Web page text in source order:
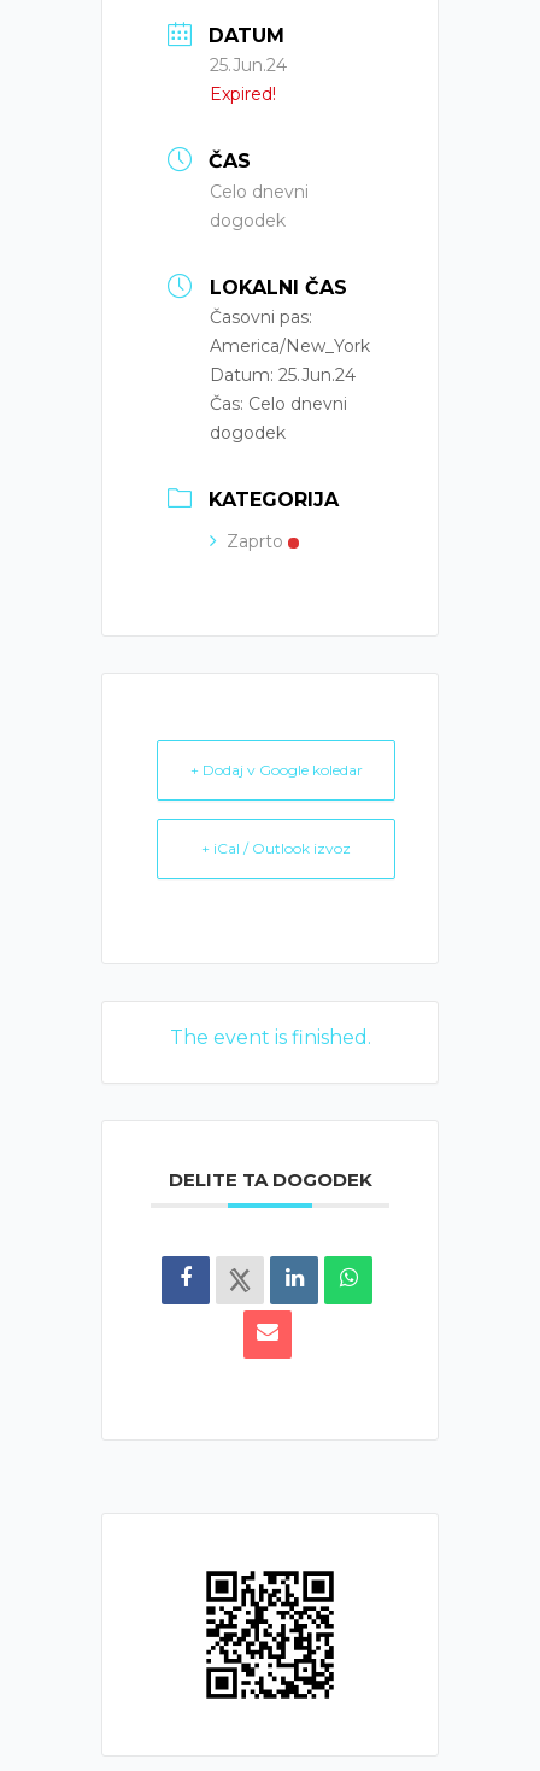
DATUM
25.Jun.24
Expired!
ČAS
Celo dnevni
dogodek
LOKALNI ČAS
Časovni pas:
America/New_York
Datum: 25.Jun.24
Čas: Celo dnevni
dogodek
KATEGORIJA
Zaprto
+ Dodaj v Google koledar
+ iCal / Outlook izvoz
The event is finished.
DELITE TA DOGODEK